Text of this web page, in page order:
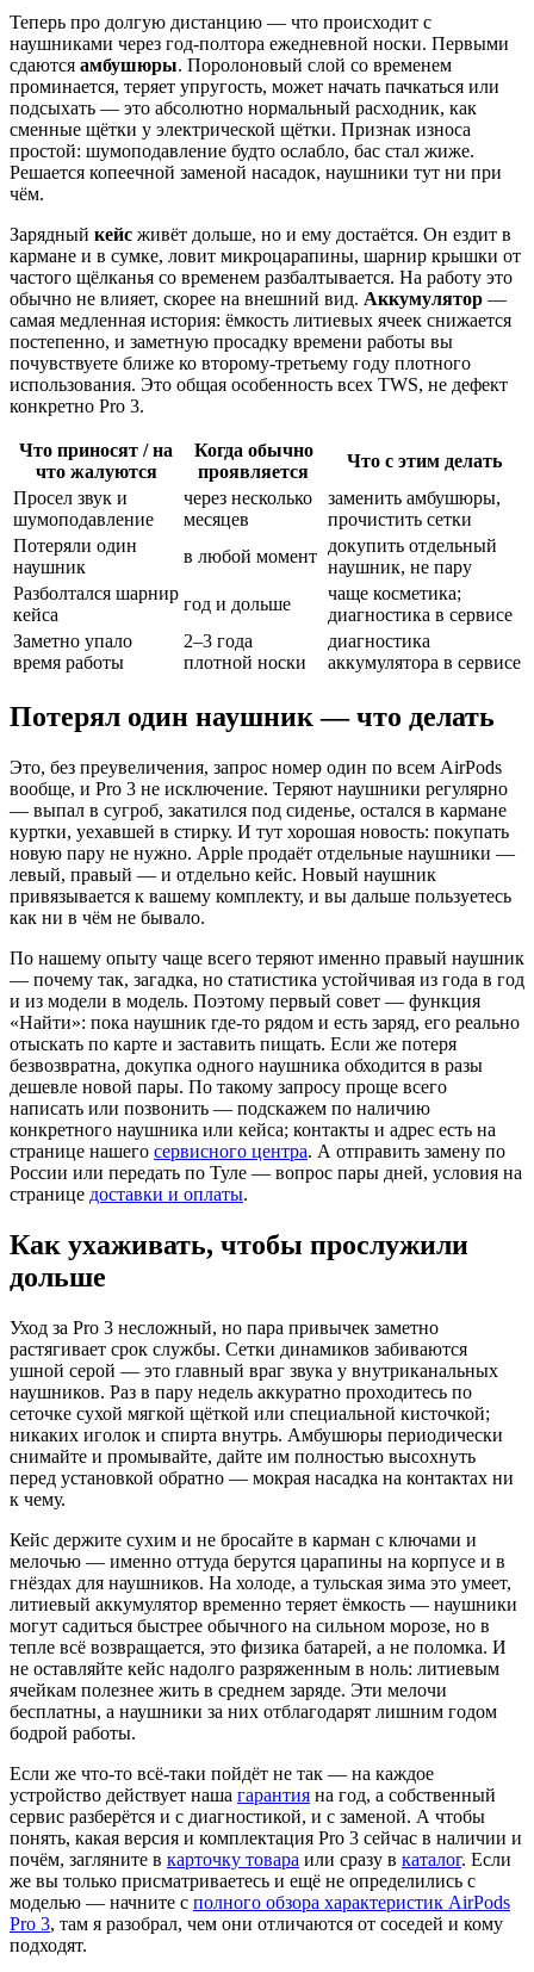
Теперь про долгую дистанцию — что происходит с
наушниками через год-полтора ежедневной носки. Первыми
сдаются амбушюры. Поролоновый слой со временем
проминается, теряет упругость, может начать пачкаться или
подсыхать — это абсолютно нормальный расходник, как
сменные щётки у электрической щётки. Признак износа
простой: шумоподавление будто ослабло, бас стал жиже.
Решается копеечной заменой насадок, наушники тут ни при
чём.
Зарядный кейс живёт дольше, но и ему достаётся. Он ездит в
кармане и в сумке, ловит микроцарапины, шарнир крышки от
частого щёлканья со временем разбалтывается. На работу это
обычно не влияет, скорее на внешний вид. Аккумулятор —
самая медленная история: ёмкость литиевых ячеек снижается
постепенно, и заметную просадку времени работы вы
почувствуете ближе ко второму-третьему году плотного
использования. Это общая особенность всех TWS, не дефект
конкретно Pro 3.
Что приносят / на
что жалуются
Когда обычно
проявляется
Что с этим делать
Просел звук и
шумоподавление
через несколько
месяцев
заменить амбушюры,
прочистить сетки
Потеряли один
наушник
в любой момент
докупить отдельный
наушник, не пару
Разболтался шарнир
кейса
год и дольше
чаще косметика;
диагностика в сервисе
Заметно упало
время работы
2–3 года
плотной носки
диагностика
аккумулятора в сервисе
Потерял один наушник — что делать
Это, без преувеличения, запрос номер один по всем AirPods
вообще, и Pro 3 не исключение. Теряют наушники регулярно
— выпал в сугроб, закатился под сиденье, остался в кармане
куртки, уехавшей в стирку. И тут хорошая новость: покупать
новую пару не нужно. Apple продаёт отдельные наушники —
левый, правый — и отдельно кейс. Новый наушник
привязывается к вашему комплекту, и вы дальше пользуетесь
как ни в чём не бывало.
По нашему опыту чаще всего теряют именно правый наушник
— почему так, загадка, но статистика устойчивая из года в год
и из модели в модель. Поэтому первый совет — функция
«Найти»: пока наушник где-то рядом и есть заряд, его реально
отыскать по карте и заставить пищать. Если же потеря
безвозвратна, докупка одного наушника обходится в разы
дешевле новой пары. По такому запросу проще всего
написать или позвонить — подскажем по наличию
конкретного наушника или кейса; контакты и адрес есть на
странице нашего сервисного центра. А отправить замену по
России или передать по Туле — вопрос пары дней, условия на
странице доставки и оплаты.
Как ухаживать, чтобы прослужили
дольше
Уход за Pro 3 несложный, но пара привычек заметно
растягивает срок службы. Сетки динамиков забиваются
ушной серой — это главный враг звука у внутриканальных
наушников. Раз в пару недель аккуратно проходитесь по
сеточке сухой мягкой щёткой или специальной кисточкой;
никаких иголок и спирта внутрь. Амбушюры периодически
снимайте и промывайте, дайте им полностью высохнуть
перед установкой обратно — мокрая насадка на контактах ни
к чему.
Кейс держите сухим и не бросайте в карман с ключами и
мелочью — именно оттуда берутся царапины на корпусе и в
гнёздах для наушников. На холоде, а тульская зима это умеет,
литиевый аккумулятор временно теряет ёмкость — наушники
могут садиться быстрее обычного на сильном морозе, но в
тепле всё возвращается, это физика батарей, а не поломка. И
не оставляйте кейс надолго разряженным в ноль: литиевым
ячейкам полезнее жить в среднем заряде. Эти мелочи
бесплатны, а наушники за них отблагодарят лишним годом
бодрой работы.
Если же что-то всё-таки пойдёт не так — на каждое
устройство действует наша гарантия на год, а собственный
сервис разберётся и с диагностикой, и с заменой. А чтобы
понять, какая версия и комплектация Pro 3 сейчас в наличии и
почём, загляните в карточку товара или сразу в каталог. Если
же вы только присматриваетесь и ещё не определились с
моделью — начните с полного обзора характеристик AirPods
Pro 3, там я разобрал, чем они отличаются от соседей и кому
подходят.